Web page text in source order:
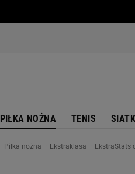
PIŁKA NOŻNA TENIS
Piłka nożna Ekstraklasa EkstraStats